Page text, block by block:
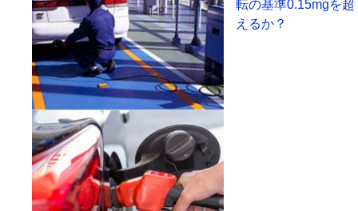
転の基準0.15mgを超
えるか？